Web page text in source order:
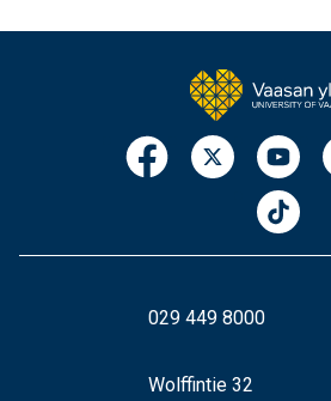
029 449 8000
Wolffintie 32